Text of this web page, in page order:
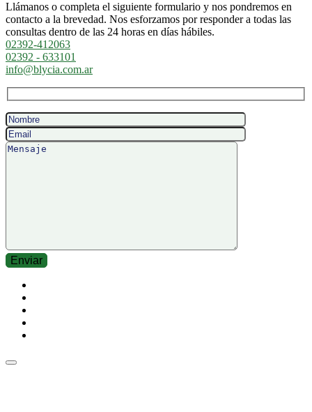
Llámanos o completa el siguiente formulario y nos pondremos en
contacto a la brevedad. Nos esforzamos por responder a todas las
consultas dentro de las 24 horas en días hábiles.
02392-412063
02392 - 633101
info@blycia.com.ar